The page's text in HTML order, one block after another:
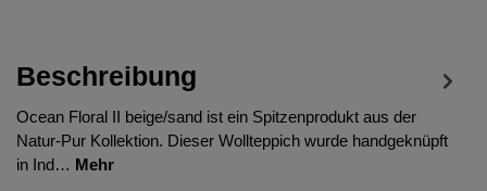
Beschreibung
Ocean Floral II beige/sand ist ein Spitzenprodukt aus der
Natur-Pur Kollektion. Dieser Wollteppich wurde handgeknüpft
in Ind… Mehr